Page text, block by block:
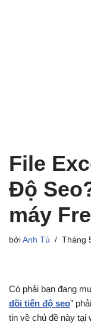
File
Độ
máy
bởi Anh Tú Tháng
Có phải bạn đang
dõi tiến độ seo”
tin về chủ đề này tại